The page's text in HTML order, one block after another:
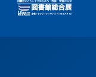
用
メ